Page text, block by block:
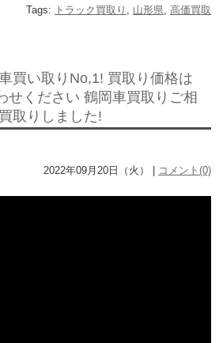
Tags:
トラック買取り 山形県 高価買取
買い取りNo,1! 買取り価格は
せください 鶴岡車買取りご相
取りしました!
2022年09月20日（火） | コメント(0)